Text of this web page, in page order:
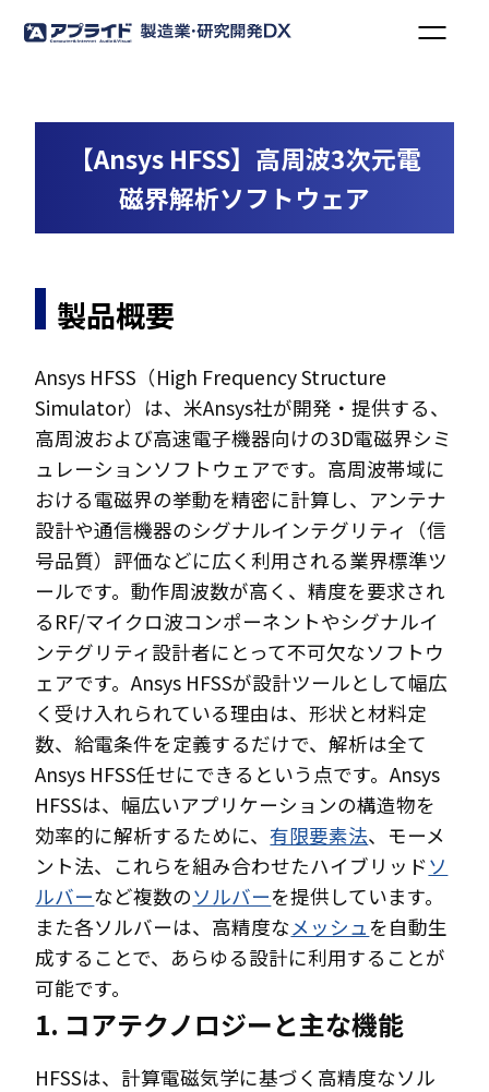
【Ansys HFSS】高周波3次元電
磁界解析ソフトウェア
製品概要
Ansys HFSS（High Frequency Structure
Simulator）は、米Ansys社が開発・提供する、
高周波および高速電子機器向けの3D電磁界シミ
ュレーションソフトウェアです。高周波帯域に
おける電磁界の挙動を精密に計算し、アンテナ
設計や通信機器のシグナルインテグリティ（信
号品質）評価などに広く利用される業界標準ツ
ールです。動作周波数が高く、精度を要求され
るRF/マイクロ波コンポーネントやシグナルイ
ンテグリティ設計者にとって不可欠なソフトウ
ェアです。Ansys HFSSが設計ツールとして幅広
く受け入れられている理由は、形状と材料定
数、給電条件を定義するだけで、解析は全て
Ansys HFSS任せにできるという点です。Ansys
HFSSは、幅広いアプリケーションの構造物を
効率的に解析するために、有限要素法、モーメ
ント法、これらを組み合わせたハイブリッドソ
ルバーなど複数のソルバーを提供しています。
また各ソルバーは、高精度なメッシュ を自動生
成することで、あらゆる設計に利用することが
可能です。
1. コアテクノロジーと主な機能
HFSSは、計算電磁気学に基づく高精度なソル